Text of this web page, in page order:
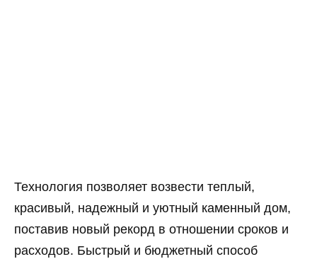
Технология позволяет возвести теплый,
красивый, надежный и уютный каменный дом,
поставив новый рекорд в отношении сроков и
расходов. Быстрый и бюджетный способ